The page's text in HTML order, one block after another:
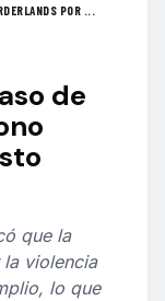
POR ...
de
que la
violencia
lo que